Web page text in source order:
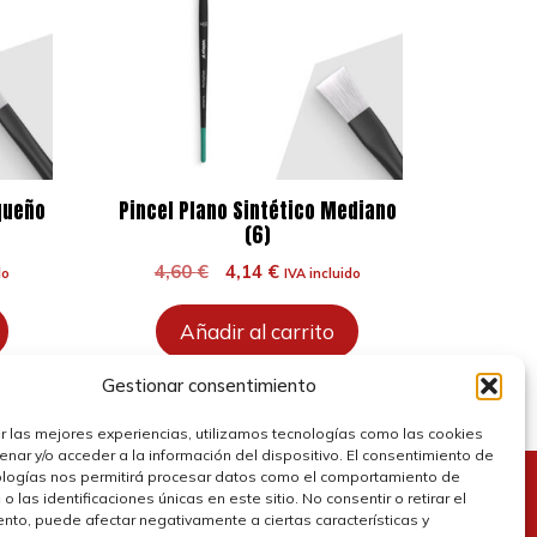
Gestionar consentimiento
las mejores experiencias, utilizamos tecnologías como las cookies
y/o acceder a la información del dispositivo. El consentimiento de
nos permitirá procesar datos como el comportamiento de
o las identificaciones únicas en este sitio. No consentir o retirar el
puede afectar negativamente a ciertas características y
Pincel Plano Sintético Mediano
(6)
4,60€
El
original
era:
4,14 €El
actual
es:
IVA incluido
Añadir al carrito
de cookies